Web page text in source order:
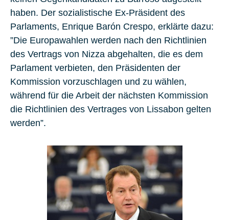
haben. Der sozialistische Ex-Präsident des
Parlaments, Enrique Barón Crespo, erklärte dazu:
”Die Europawahlen werden nach den Richtlinien
des Vertrags von Nizza abgehalten, die es dem
Parlament verbieten, den Präsidenten der
Kommission vorzuschlagen und zu wählen,
während für die Arbeit der nächsten Kommission
die Richtlinien des Vertrages von Lissabon gelten
werden”.